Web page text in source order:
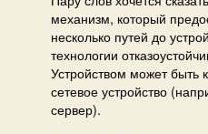
механизм, который
несколько путей до
технологии
Устройством может быть
сетевое устройство
сервер).